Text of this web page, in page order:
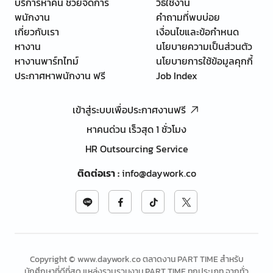
พนักงาน
เกี่ยวกับเรา
หางาน
หางานพาร์ทไทม์
ประกาศหาพนักงาน ฟรี
คำถามที่พบบ่อย
เงื่อนไขและข้อกำหนด
นโยบายความเป็นส่วนตัว
นโยบายการใช้ข้อมูลคุกกี้
Job Index
เข้าสู่ระบบเพื่อประกาศงานฟรี
หาคนด่วน เร็วสุด 1 ชั่วโมง
HR Outsourcing Service
ติดต่อเรา:info@daywork.co
Copyright © www.daywork.co ตลาดงาน PART TIME สำหรับ